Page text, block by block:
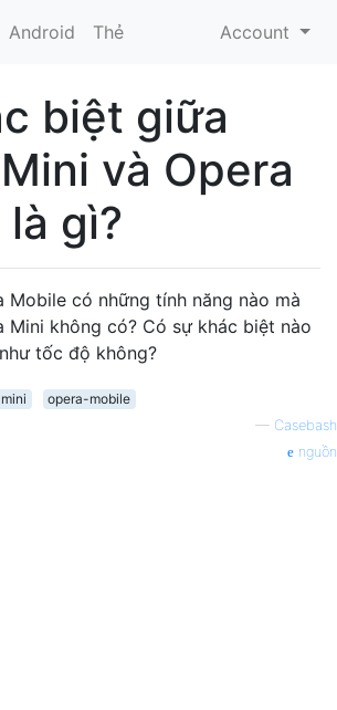
Android Thẻ Account
biệt giữa
và Opera
gì?
Mobile có những tính năng nào mà
Mini không có? Có sự khác biệt nào
tốc độ không?
opera-mobile
— Casebash
nguồn